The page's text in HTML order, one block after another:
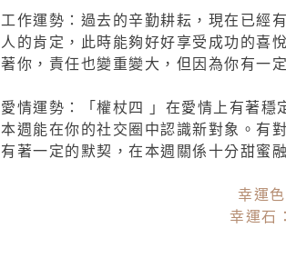
工作運勢：過去的辛勤耕耘，現在已經
人的肯定，此時能夠好好享受成功的喜
著你，責任也變重變大，但因為你有一
愛情運勢：「權杖四 」在愛情上有著穩
本週能在你的社交圈中認識新對象。有
有著一定的默契，在本週關係十分甜蜜融
幸運
幸運石